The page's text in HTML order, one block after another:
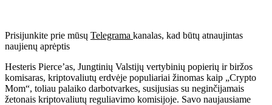
Prisijunkite prie mūsų Telegrama kanalas, kad būtų atnaujintas
naujienų aprėptis
Hesteris Pierce’as, Jungtinių Valstijų vertybinių popierių ir biržos
komisaras, kriptovaliutų erdvėje populiariai žinomas kaip „Crypto
Mom“, toliau palaiko darbotvarkes, susijusias su neginčijamais
žetonais kriptovaliutų reguliavimo komisijoje. Savo naujausiame